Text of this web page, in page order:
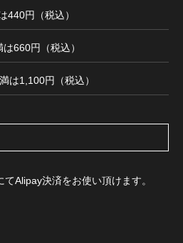
440円（税込）
660円（税込）
は1,100円（税込）
Alipay決済をお使い頂けます。